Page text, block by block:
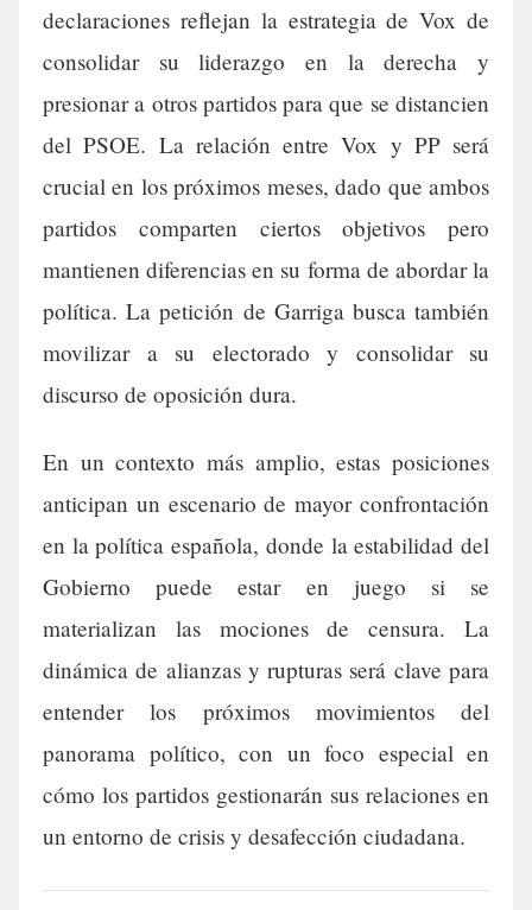
declaraciones reflejan la estrategia de Vox de
consolidar su liderazgo en la derecha y
presionar a otros partidos para que se distancien
del PSOE. La relación entre Vox y PP será
crucial en los próximos meses, dado que ambos
partidos comparten ciertos objetivos pero
mantienen diferencias en su forma de abordar la
política. La petición de Garriga busca también
movilizar a su electorado y consolidar su
discurso de oposición dura.
En un contexto más amplio, estas posiciones
anticipan un escenario de mayor confrontación
en la política española, donde la estabilidad del
Gobierno puede estar en juego si se
materializan las mociones de censura. La
dinámica de alianzas y rupturas será clave para
entender los próximos movimientos del
panorama político, con un foco especial en
cómo los partidos gestionarán sus relaciones en
un entorno de crisis y desafección ciudadana.